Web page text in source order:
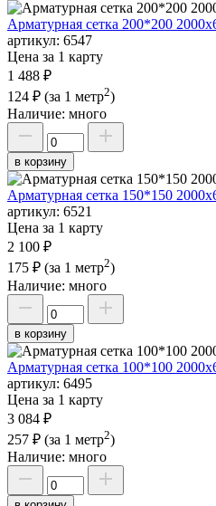
Арматурная сетка 200*200
артикул: 6547
Цена за 1 карту
1 488 ₽
124 ₽ (за 1 метр2)
Наличие: много
в корзину
Арматурная сетка 150*150
артикул: 6521
Цена за 1 карту
2 100 ₽
175 ₽ (за 1 метр2)
Наличие: много
в корзину
Арматурная сетка 100*100
артикул: 6495
Цена за 1 карту
3 084 ₽
257 ₽ (за 1 метр2)
Наличие: много